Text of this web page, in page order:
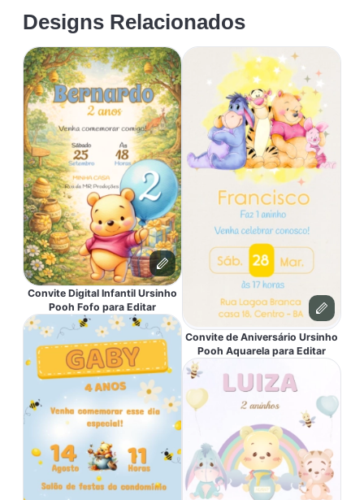
Designs Relacionados
Convite Digital Infantil Ursinho
Pooh Fofo para Editar
Convite de Aniversário Ursinho
Pooh Aquarela para Editar